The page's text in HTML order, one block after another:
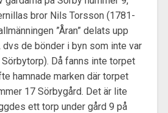
bror Nils Torsson (1781-
”Åran” delats upp
dvs de bönder i byn som inte var
Då fanns inte torpet
hamnade marken där torpet
17 Sörbygård. Det är lite
ett torp under gård 9 på